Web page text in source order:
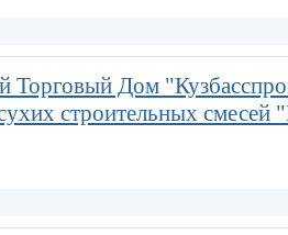
Торговый Дом
строительных